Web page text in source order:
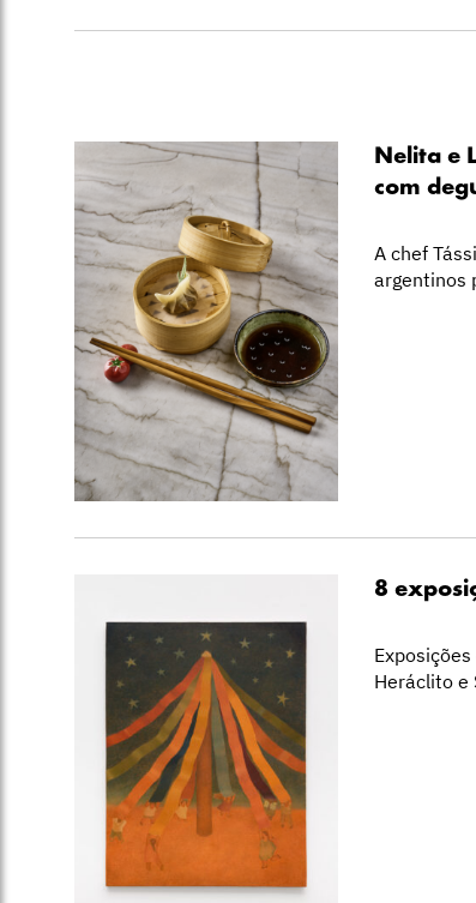
Nelita e
com
A chef
argentinos
8
Heráclito e